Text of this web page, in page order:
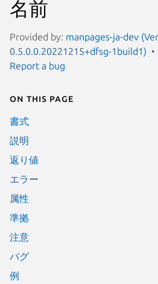
名前
Provided by: manpages-ja-dev
0.5.0.0.20221215+dfsg-1build1)
Report a bug
On this page
書式
説明
返り値
エラー
属性
準拠
注意
バグ
例